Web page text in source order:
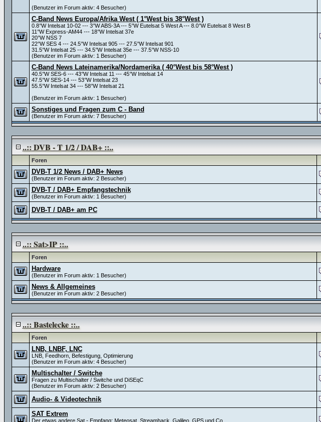
(Benutzer im Forum aktiv: 4 Besucher)
C-Band News Europa/Afrika West ( 1°West bis 38°West )
0.8°W Intelsat 10-02 --- 3°W ABS-3A --- 5°W Eutelsat 5 West A --- 8.0°W Eutelsat 8 West B
11°W Express-AM44 --- 18°W Intelsat 37e
20°W NSS 7
22°W SES 4 --- 24.5°W Intelsat 905 --- 27.5°W Intelsat 901
31.5°W Intelsat 25 --- 34.5°W Intelsat 35e --- 37.5°W NSS-10
(Benutzer im Forum aktiv: 1 Besucher)
C-Band News Lateinamerika/Nordamerika ( 40°West bis 58°West )
40.5°W SES-6 --- 43°W Intelsat 11 --- 45°W Intelsat 14
47.5°W SES-14 --- 53°W Intelsat 23
55.5°W Intelsat 34 --- 58°W Intelsat 21
(Benutzer im Forum aktiv: 1 Besucher)
Sonstiges und Fragen zum C - Band
(Benutzer im Forum aktiv: 7 Besucher)
..:: DVB - T 1/2 / DAB+ ::..
Foren
DVB-T 1/2 News / DAB+ News
(Benutzer im Forum aktiv: 2 Besucher)
DVB-T / DAB+ Empfangstechnik
(Benutzer im Forum aktiv: 1 Besucher)
DVB-T / DAB+ am PC
..:: Sat>IP ::..
Foren
Hardware
(Benutzer im Forum aktiv: 1 Besucher)
News & Allgemeines
(Benutzer im Forum aktiv: 2 Besucher)
..:: Bastelecke ::..
Foren
LNB, LNBF, LNC
LNB, Feedhorn, Befestigung, Optimierung
(Benutzer im Forum aktiv: 4 Besucher)
Multischalter / Switche
Fragen zu Multischalter / Switche und DiSEqC
(Benutzer im Forum aktiv: 2 Besucher)
Audio- & Videotechnik
SAT Extrem
Der etwas andere Sat - Empfang: Meteosat, Streamhack, Galileo, GPS und Co